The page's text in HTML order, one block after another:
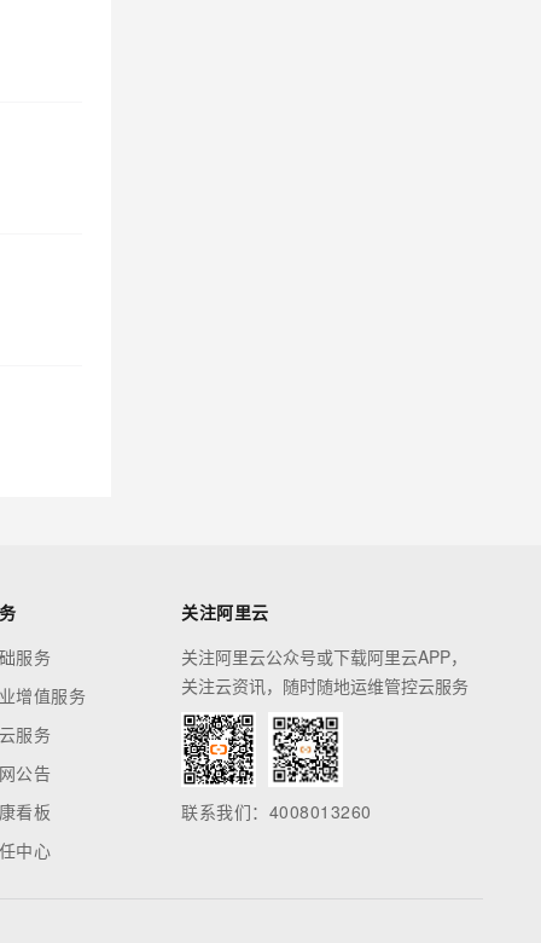
服务
增值服务
服务
公告
看板
中心
关注阿里云
关注阿里云公众号或下载阿里云APP，
关注云资讯，随时随地运维管控云服务
联系我们：4008013260